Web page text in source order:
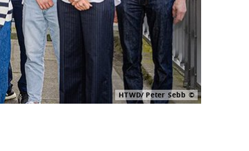
HTWD/ Peter Sebb